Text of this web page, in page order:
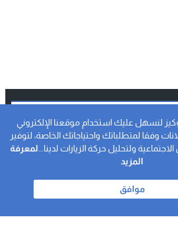
و الأحداث على البريد الالكتروني
اشـتـرك
لنسهل عليك استخدام موقعنا الإلكتروني
وفقا لمتطلباتك واحتياجاتك الخاصة، لتوفير
ولتحليل حركة الزيارات لدينا... لمعرفة
المزيد
موافق